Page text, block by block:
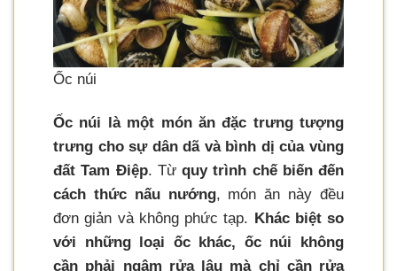
Ốc núi
Ốc núi là một món ăn đặc trưng tượng
trưng cho sự dân dã và bình dị của vùng
đất Tam Điệp. Từ quy trình chế biến đến
cách thức nấu nướng, món ăn này đều
đơn giản và không phức tạp. Khác biệt so
với những loại ốc khác, ốc núi không
cần phải ngâm rửa lâu mà chỉ cần rửa